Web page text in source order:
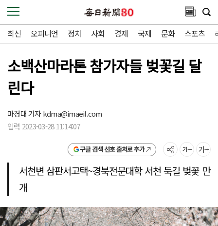
최신 오피니언 정치 사회 경제 국제 문화 스포츠
소백산마라톤 참가자들 벚꽃길 달
린다
마경대 기자kdma@imaeil.com
입력 2023-03-28 11:14:07
구글 검색 선호 출처로 추가
서천변 삼판서고택~경북전문대학 서천 둑길 벚꽃 만
개